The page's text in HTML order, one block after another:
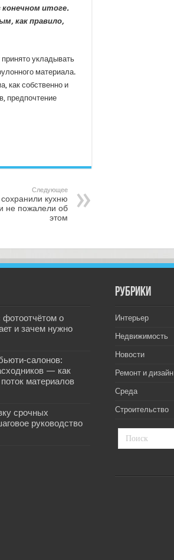
конечном итоге.
как правило,
укладывать
материала.
как собственно и
предпочтение
Следующее
кухню
не пожалели об
этом
фотоотчётом о
и зачем нужно
— как
материалов
срочных
руководство
РУбрики
Интерьер
Недвижимость
Новости
Ремонт и дизайн
Среда
Строительство